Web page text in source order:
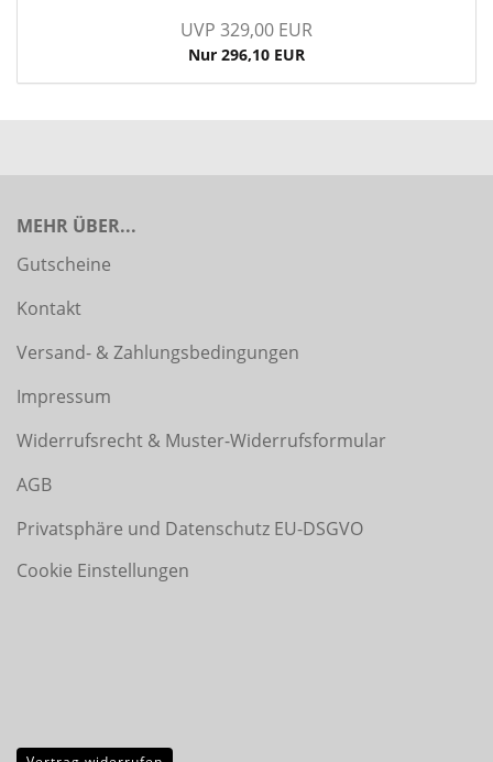
UVP 329,00 EUR
Nur 296,10 EUR
MEHR ÜBER...
Gutscheine
Kontakt
Versand- & Zahlungsbedingungen
Impressum
Widerrufsrecht & Muster-Widerrufsformular
AGB
Privatsphäre und Datenschutz EU-DSGVO
Cookie Einstellungen